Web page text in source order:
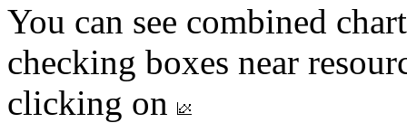
You can see combined
checking boxes near
clicking on